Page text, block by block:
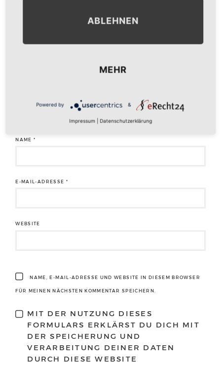
NAME*
E-MAIL-ADRESSE *
WEBSITE
NAME, E-MAIL-ADRESSE UND WEBSITE IN DIESEM BROWSER
FÜR MEINEN NÄCHSTEN KOMMENTAR SPEICHERN.
MIT DER NUTZUNG DIESES
FORMULARS ERKLÄRST DU DICH MIT
DER SPEICHERUNG UND
VERARBEITUNG DEINER DATEN
DURCH DIESE WEBSITE
ABLEHNEN
MEHR
Powered by &
Impressum Datenschutzerklärung